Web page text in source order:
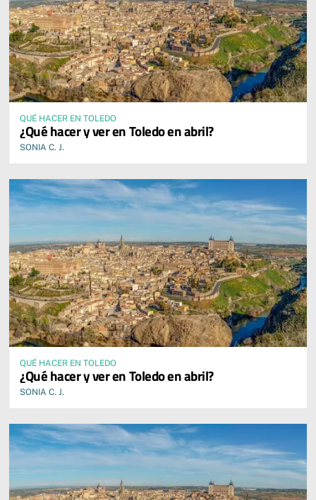
QUÉ HACER EN TOLEDO
¿Qué hacer y ver en Toledo en abril?
SONIA C. J.
QUÉ HACER EN TOLEDO
¿Qué hacer y ver en Toledo en abril?
SONIA C. J.